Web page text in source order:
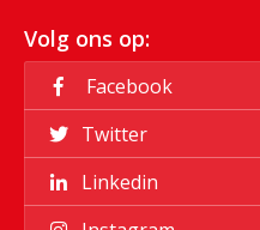
Volg ons op:
Facebook
Twitter
Linkedin